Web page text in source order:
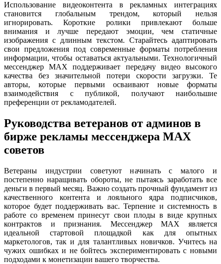
Использование видеоконтента в рекламных интеграциях
становится глобальным трендом, который нельзя
игнорировать. Короткие ролики привлекают больше
внимания и лучше передают эмоции, чем статичные
изображения с длинным текстом. Старайтесь адаптировать
свои предложения под современные форматы потребления
информации, чтобы оставаться актуальными. Технологичный
мессенджер MAX поддерживает передачу видео высокого
качества без значительной потери скорости загрузки. Те
авторы, которые первыми осваивают новые форматы
взаимодействия с публикой, получают наибольшие
преференции от рекламодателей.
Руководства ветеранов от админов в
бирже рекламы мессенджера MAX
советов
Ветераны индустрии советуют начинать с малого и
постепенно наращивать обороты, не пытаясь заработать все
деньги в первый месяц. Важно создать прочный фундамент из
качественного контента и лояльного ядра подписчиков,
которое будет поддерживать вас. Терпение и системность в
работе со временем принесут свои плоды в виде крупных
контрактов и признания. Мессенджер MAX является
идеальной стартовой площадкой как для опытных
маркетологов, так и для талантливых новичков. Учитесь на
чужих ошибках и не бойтесь экспериментировать с новыми
подходами к монетизации вашего творчества.